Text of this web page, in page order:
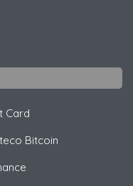
Card
Bitcoin